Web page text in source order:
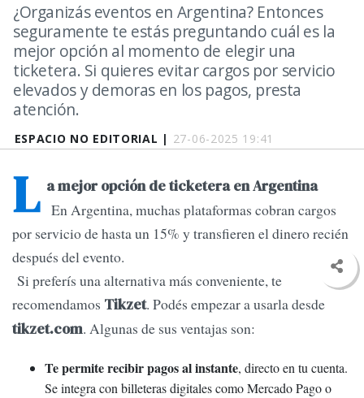
ESPACIO NO EDITORIAL | 27-06-2025 19:41
¿Organizás eventos en Argentina? Entonces
seguramente te estás preguntando cuál es la
mejor opción al momento de elegir una
ticketera. Si quieres evitar cargos por servicio
elevados y demoras en los pagos, presta
atención.
L a mejor opción de ticketera en Argentina
En Argentina, muchas plataformas cobran cargos
por servicio de hasta un 15% y transfieren el dinero recién
después del evento.
Si preferís una alternativa más conveniente, te
recomendamos Tikzet. Podés empezar a usarla desde
tikzet.com. Algunas de sus ventajas son:
Te permite recibir pagos al instante, directo en tu cuenta.
Se integra con billeteras digitales como Mercado Pago o